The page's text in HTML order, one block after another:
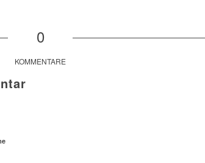
0
KOMMENTARE